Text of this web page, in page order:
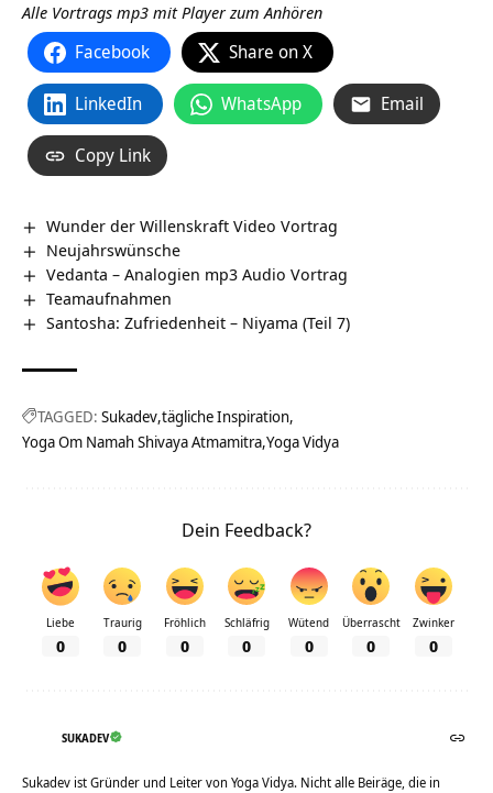
Alle Vortrags mp3 mit Player zum Anhören
Facebook Share on X
LinkedIn WhatsApp Email
Copy Link
Wunder der Willenskraft Video Vortrag
Neujahrswünsche
Vedanta – Analogien mp3 Audio Vortrag
Teamaufnahmen
Santosha: Zufriedenheit – Niyama (Teil 7)
TAGGED: Sukadev tägliche Inspiration
Yoga Om Namah Shivaya Atmamitra Yoga Vidya
Dein Feedback?
Liebe
0
Traurig
0
Fröhlich
0
Schläfrig
0
Wütend
0
Überrascht
0
Zwinker
0
SUKADEV
Sukadev ist Gründer und Leiter von Yoga Vidya. Nicht alle Beiräge, die in